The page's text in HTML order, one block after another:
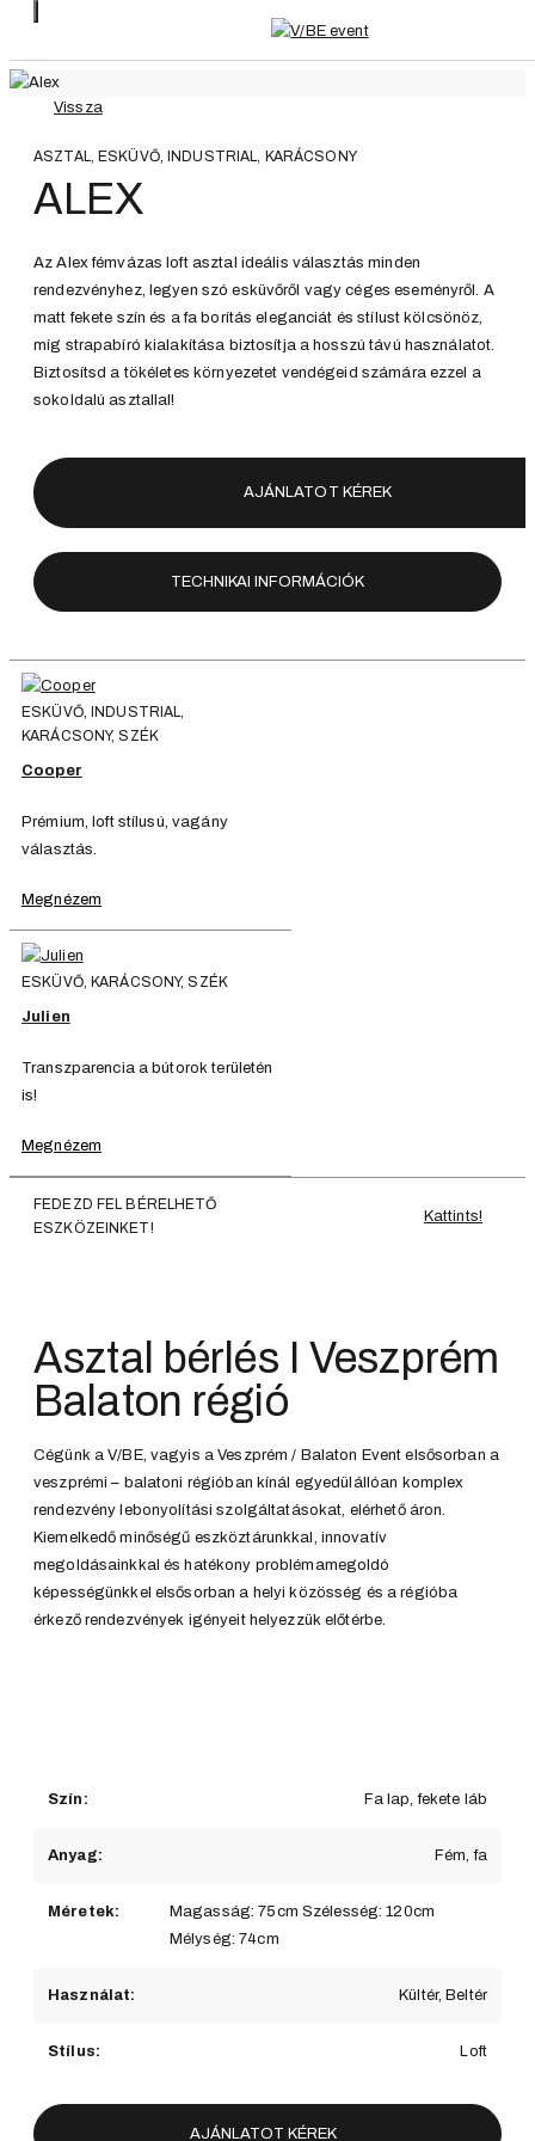
Vissza
ASZTAL, ESKÜVŐ, INDUSTRIAL, KARÁCSONY
ALEX
Az Alex fémvázas loft asztal ideális választás minden
rendezvényhez, legyen szó esküvőről vagy céges eseményről. A
matt fekete szín és a fa borítás eleganciát és stílust kölcsönöz,
míg strapabíró kialakítása biztosítja a hosszú távú használatot.
Biztosítsd a tökéletes környezetet vendégeid számára ezzel a
sokoldalú asztallal!
AJÁNLATOT KÉREK
TECHNIKAI INFORMÁCIÓK
ESKÜVŐ, INDUSTRIAL,
KARÁCSONY, SZÉK
Cooper
Prémium, loft stílusú, vagány
választás.
Megnézem
ESKÜVŐ, KARÁCSONY, SZÉK
Julien
Transzparencia a bútorok területén
is!
Megnézem
FEDEZD FEL BÉRELHETŐ
ESZKÖZEINKET!
Kattints!
Asztal bérlés I Veszprém
Balaton régió
Cégünk a V/BE, vagyis a Veszprém / Balaton Event elsősorban a
veszprémi – balatoni régióban kínál egyedülállóan komplex
rendezvény lebonyolítási szolgáltatásokat, elérhető áron.
Kiemelkedő minőségű eszköztárunkkal, innovatív
megoldásainkkal és hatékony problémamegoldó
képességünkkel elsősorban a helyi közösség és a régióba
érkező rendezvények igényeit helyezzük előtérbe.
Szín: Fa lap, fekete láb
Anyag: Fém, fa
Méretek:
Magasság: 75cm Szélesség: 120cm
Mélység: 74cm
Használat: Kültér, Beltér
Stílus: Loft
AJÁNLATOT KÉREK